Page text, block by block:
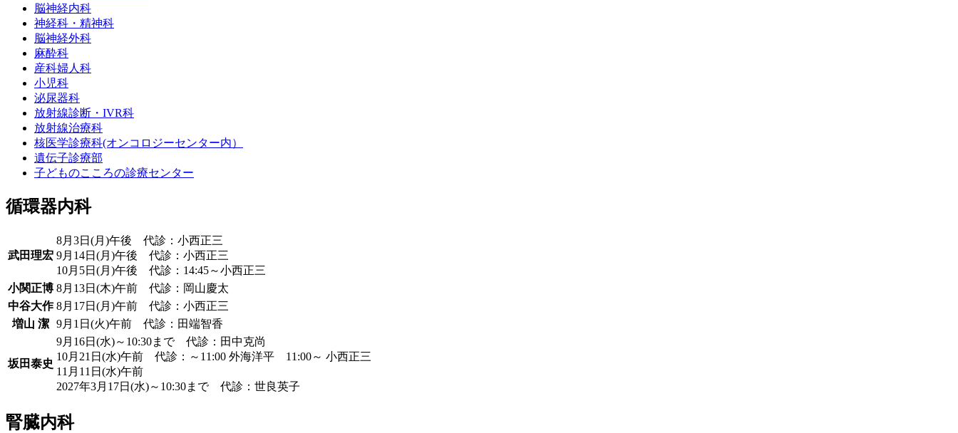
脳神経内科
神経科・精神科
脳神経外科
麻酔科
産科婦人科
小児科
泌尿器科
放射線診断・IVR科
放射線治療科
核医学診療科(オンコロジーセンター内）
遺伝子診療部
子どものこころの診療センター
循環器内科
武田理宏
8月3日(月)午後 代診：小西正三
9月14日(月)午後 代診：小西正三
10月5日(月)午後 代診：14:45～小西正三
小関正博 8月13日(木)午前 代診：岡山慶太
中谷大作 8月17日(月)午前 代診：小西正三
増山 潔 9月1日(火)午前 代診：田端智香
坂田泰史
9月16日(水)～10:30まで 代診：田中克尚
10月21日(水)午前 代診：～11:00 外海洋平 11:00～ 小西正三
11月11日(水)午前
2027年3月17日(水)～10:30まで 代診：世良英子
腎臓内科